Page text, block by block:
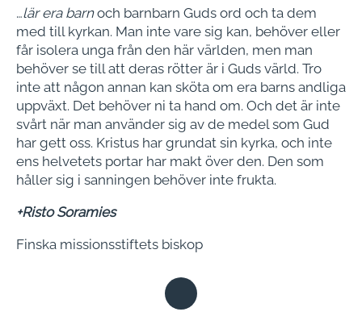
…lär era barnoch barnbarn Guds ord och ta dem
med till kyrkan. Man inte vare sig kan, behöver eller
får isolera unga från den här världen, men man
behöver se till att deras rötter är i Guds värld. Tro
inte att någon annan kan skö­ta om era barns andliga
uppväxt. Det behöver ni ta hand om. Och det är inte
svårt när man använder sig av de medel som Gud
har gett oss. Kristus har grun­dat sin kyrka, och inte
ens helvetets portar har makt över den. Den som
håller sig i sanningen behöver inte frukta.
+Risto Soramies
Finska missionsstiftets biskop